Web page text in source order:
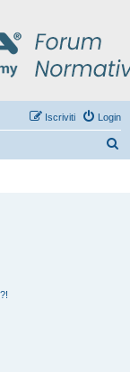
Login
Iscriviti